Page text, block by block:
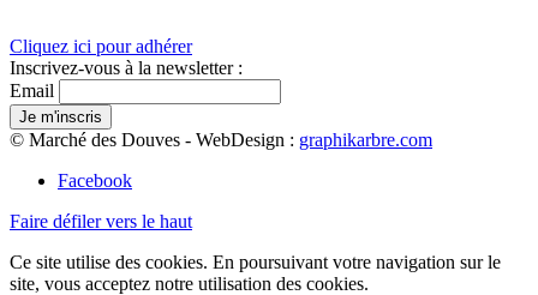
Cliquez ici pour adhérer
Inscrivez-vous à la newsletter :
Email
© Marché des Douves - WebDesign : graphikarbre.com
Facebook
Faire défiler vers le haut
Ce site utilise des cookies. En poursuivant votre navigation sur le
site, vous acceptez notre utilisation des cookies.